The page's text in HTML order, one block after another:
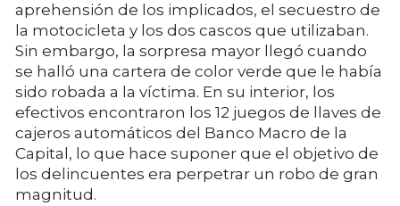
aprehensión de los implicados, el secuestro de
la motocicleta y los dos cascos que utilizaban.
Sin embargo, la sorpresa mayor llegó cuando
se halló una cartera de color verde que le había
sido robada a la víctima. En su interior, los
efectivos encontraron los 12 juegos de llaves de
cajeros automáticos del Banco Macro de la
Capital, lo que hace suponer que el objetivo de
los delincuentes era perpetrar un robo de gran
magnitud.